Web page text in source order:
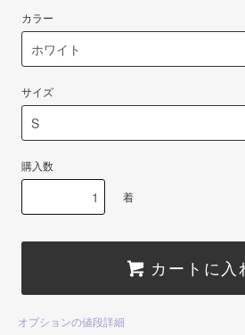
カラー
サイズ
購入数
着
カートに入
オプションの値段詳細